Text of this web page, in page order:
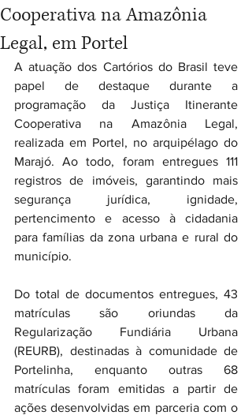
Cooperativa na Amazônia
Legal, em Portel
A atuação dos Cartórios do Brasil teve
papel de destaque durante a
programação da Justiça Itinerante
Cooperativa na Amazônia Legal,
realizada em Portel, no arquipélago do
Marajó. Ao todo, foram entregues 111
registros de imóveis, garantindo mais
segurança jurídica, ignidade,
pertencimento e acesso à cidadania
para famílias da zona urbana e rural do
município.
Do total de documentos entregues, 43
matrículas são oriundas da
Regularização Fundiária Urbana
(REURB), destinadas à comunidade de
Portelinha, enquanto outras 68
matrículas foram emitidas a partir de
ações desenvolvidas em parceria com o